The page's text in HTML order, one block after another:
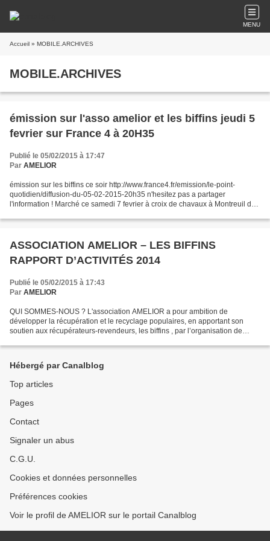
MENU
Accueil » MOBILE.ARCHIVES
MOBILE.ARCHIVES
émission sur l'asso amelior et les biffins jeudi 5
fevrier sur France 4 à 20H35
Publié le 05/02/2015 à 17:47
Par AMELIOR
émission sur les biffins ce soir http://www.france4.fr/emission/le-point-
quotidien/diffusion-du-05-02-2015-20h35 n'hesitez pas a partager
l'information ! Marché ce samedi 7 fevrier à croix de chavaux à Montreuil de
ASSOCIATION AMELIOR – LES BIFFINS
RAPPORT D’ACTIVITÉS 2014
Publié le 05/02/2015 à 17:43
Par AMELIOR
QUI SOMMES-NOUS ? L'association AMELIOR a pour ambition de
développer la récupération et le recyclage populaires, en apportant son
soutien aux récupérateurs-revendeurs, les biffins , par l’organisation de
Hébergé par Canalblog
Top articles
Pages
Contact
Signaler un abus
C.G.U.
Cookies et données personnelles
Préférences cookies
Voir le profil de AMELIOR sur le portail Canalblog